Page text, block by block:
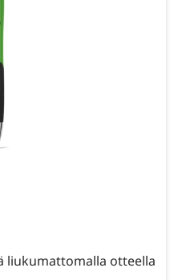
liukumattomalla otteella